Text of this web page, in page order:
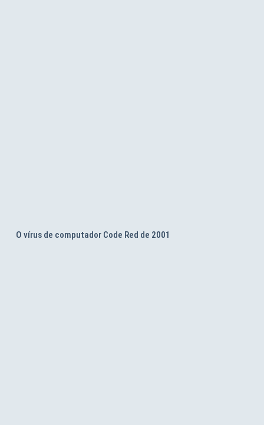
O vírus de computador Code Red de 2001